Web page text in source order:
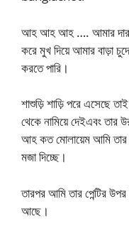
আহ আহ আহ …. আমার
করে মুখ দিয়ে আমার বাড়া
করতে পারি।
শাশুড়ি শাড়ি পরে এসেছে
থেকে নামিয়ে দেইএবং তার
আহ কত মোলায়েম আমি তার
মজা দিচ্ছে।
তারপর আমি তার পেন্টির
আছে।